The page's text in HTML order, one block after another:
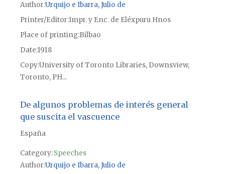
Author Urquijo e Ibarra, Julio de
Printer/Editor Impr. y Enc. de Eléxpuru Hnos
Place of printingBilbao
Date1918
CopyUniversity of Toronto Libraries, Downsview,
Toronto, PH...
De algunos problemas de interés general
que suscita el vascuence
España
Category:Speeches
Author Urquijo e Ibarra, Julio de